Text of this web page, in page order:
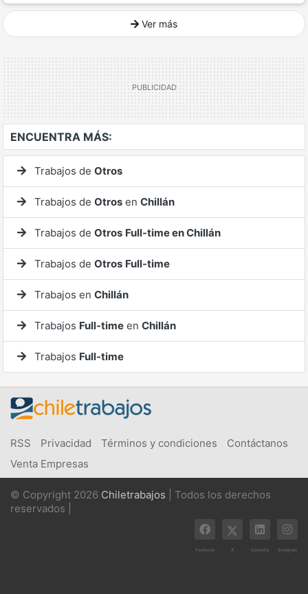
Ver más
ENCUENTRA MÁS:
Trabajos de Otros
Trabajos de Otros en Chillán
Trabajos de Otros Full-time en Chillán
Trabajos de Otros Full-time
Trabajos en Chillán
Trabajos Full-time en Chillán
Trabajos Full-time
RSS Privacidad Términos y condiciones
Contáctanos
Venta Empresas
© Copyright 2026 Chiletrabajos | Todos los derechos
reservados |
Facebook X Linkedin Instagram